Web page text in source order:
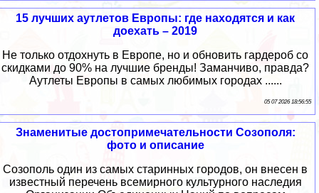
15 лучших аутлетов Европы: где находятся и как
доехать – 2019
Не только отдохнуть в Европе, но и обновить гардероб со
скидками до 90% на лучшие бренды! Заманчиво, правда?
Аутлеты Европы в самых любимых городах ......
05 07 2026 18:56:55
Знаменитые достопримечательности Созополя:
фото и описание
Созополь один из самых старинных городов, он внесен в
известный перечень всемирного культурного наследия